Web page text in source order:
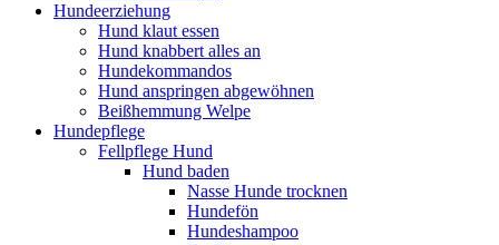
Hundeerziehung
Hund klaut essen
Hund knabbert alles an
Hundekommandos
Hund anspringen abgewöhnen
Beißhemmung Welpe
Hundepflege
Fellpflege Hund
Hund baden
Nasse Hunde trocknen
Hundefön
Hundeshampoo